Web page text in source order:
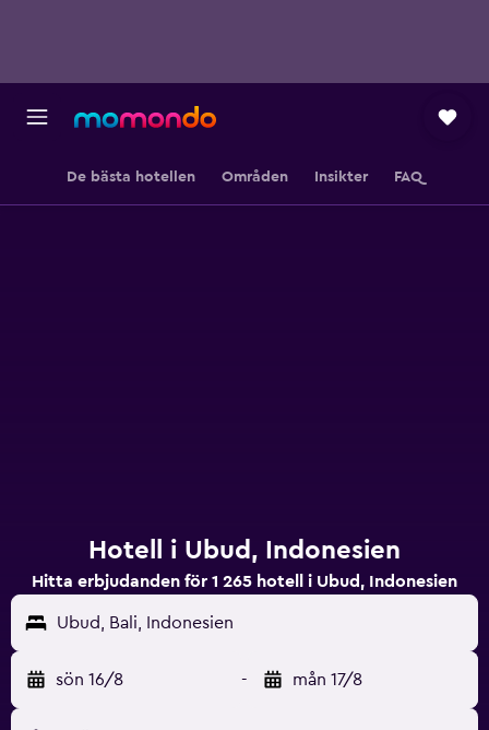
De bästa hotellen Områden Insikter FAQ
Hotell i Ubud, Indonesien
Hitta erbjudanden för 1 265 hotell i Ubud, Indonesien
Ubud, Bali, Indonesien
sön 16/8 - mån 17/8